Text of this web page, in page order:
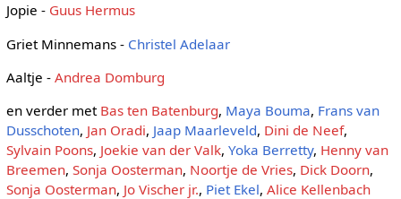
Jopie - Guus Hermus
Griet Minnemans - Christel Adelaar
Aaltje - Andrea Domburg
en verder met Bas ten Batenburg, Maya Bouma, Frans van
Dusschoten, Jan Oradi, Jaap Maarleveld, Dini de Neef,
Sylvain Poons, Joekie van der Valk, Yoka Berretty, Henny van
Breemen, Sonja Oosterman, Noortje de Vries, Dick Doorn,
Sonja Oosterman, Jo Vischer jr., Piet Ekel, Alice Kellenbach